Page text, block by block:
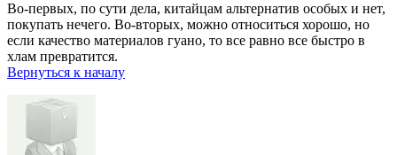
Во-первых, по сути дела, китайцам альтернатив особых и нет,
покупать нечего. Во-вторых, можно относиться хорошо, но
если качество материалов гуано, то все равно все быстро в
хлам превратится.
Вернуться к началу